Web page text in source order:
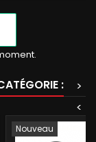
:
>
<
Nouveau